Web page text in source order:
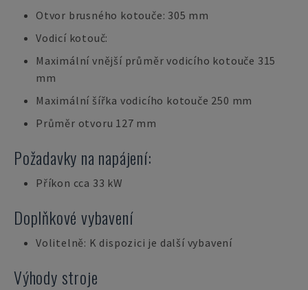
Otvor brusného kotouče: 305 mm
Vodicí kotouč:
Maximální vnější průměr vodicího kotouče 315
mm
Maximální šířka vodicího kotouče 250 mm
Průměr otvoru 127 mm
Požadavky na napájení:
Příkon cca 33 kW
Doplňkové vybavení
Volitelně: K dispozici je další vybavení
Výhody stroje